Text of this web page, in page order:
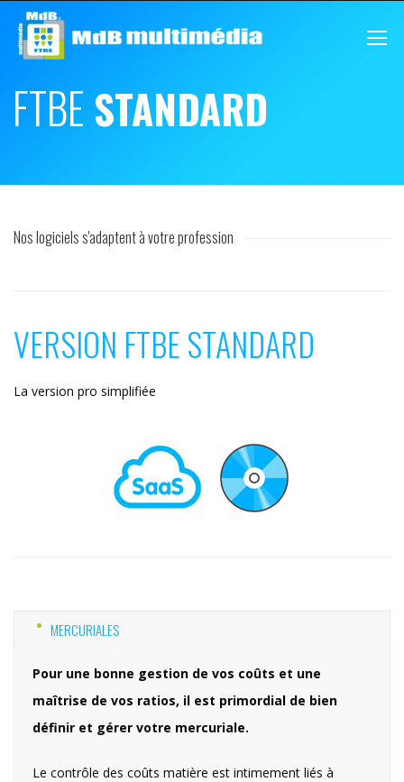
FTBE STANDARD
Nos logiciels s'adaptent à votre profession
VERSION FTBE STANDARD
La version pro simplifiée
MERCURIALES
Pour une bonne gestion de vos coûts et une
maîtrise de vos ratios, il est primordial de bien
définir et gérer votre mercuriale.
Le contrôle des coûts matière est intimement liés à